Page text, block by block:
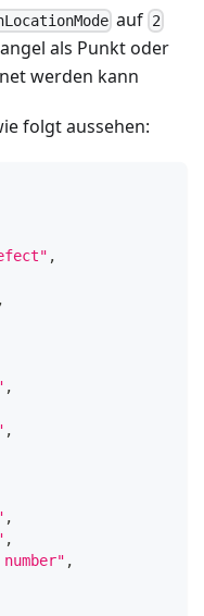
auf 2
als Punkt oder
werden kann
folgt aussehen:
,
,
,
,
,
,
,